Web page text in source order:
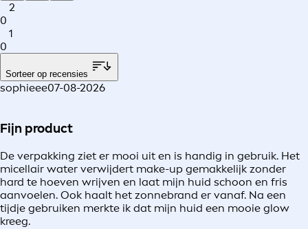
2
0
1
0
Sorteer op recensies
sophieee07-08-2026
Fijn product
De verpakking ziet er mooi uit en is handig in gebruik. Het
micellair water verwijdert make-up gemakkelijk zonder
hard te hoeven wrijven en laat mijn huid schoon en fris
aanvoelen. Ook haalt het zonnebrand er vanaf. Na een
tijdje gebruiken merkte ik dat mijn huid een mooie glow
kreeg.